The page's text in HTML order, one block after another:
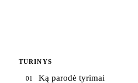
TURINYS
01 Ką parodė tyrimai